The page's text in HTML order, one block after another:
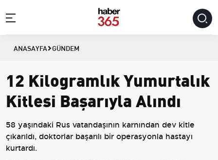
ANASAYFA GÜNDEM
12 Kilogramlık Yumurtalık
Kitlesi Başarıyla Alındı
58 yaşındaki Rus vatandaşının karnından dev kitle
çıkarıldı, doktorlar başarılı bir operasyonla hastayı
kurtardı.